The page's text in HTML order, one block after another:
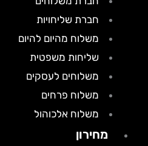
חברת שליחויות
משלוח מהיום להיום
שליחות משפטית
משלוחים לעסקים
משלוח פרחים
משלוח אלכוהול
מחירון